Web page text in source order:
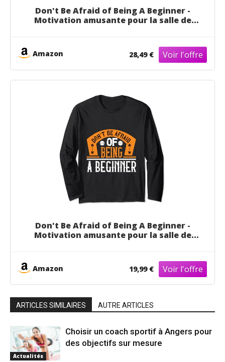
Don't Be Afraid of Being A Beginner -
Motivation amusante pour la salle de
Amazon 28,49 €
Don't Be Afraid of Being A Beginner -
Motivation amusante pour la salle de
Amazon 19,99 €
ARTICLES SIMILAIRES AUTRE ARTICLES
Actualités
Choisir un coach sportif à Angers pour
des objectifs sur mesure